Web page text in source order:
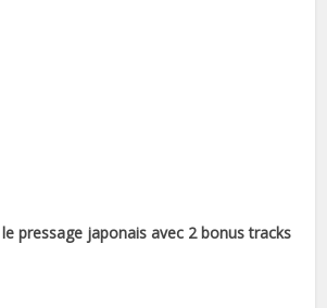
pressage japonais avec 2 bonus tracks